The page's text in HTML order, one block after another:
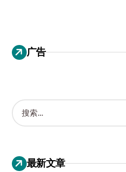
广告
搜
索
：
最新文章